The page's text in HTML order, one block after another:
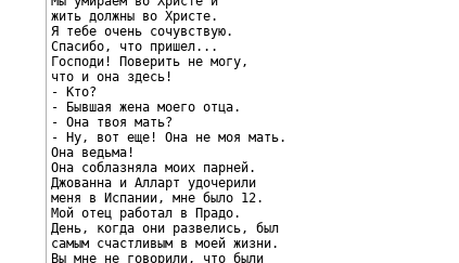
жить должны во Христе.
Я тебе очень сочувствую.
Спасибо, что пришел...
Господи! Поверить не могу,
что и она здесь!
- Кто?
- Бывшая жена моего отца.
- Она твоя мать?
- Ну, вот еще! Она не моя мать.
Она ведьма!
Она соблазняла моих парней.
Джованна и Алларт удочерили
меня в Испании, мне было 12.
Мой отец работал в Прадо.
День, когда они развелись, был
самым счастливым в моей жизни.
Вы мне не говорили, что были